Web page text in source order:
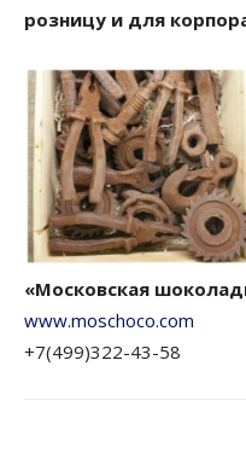
розницу и для
«Московская
www.moschoco.com
+7(499)322-43-58